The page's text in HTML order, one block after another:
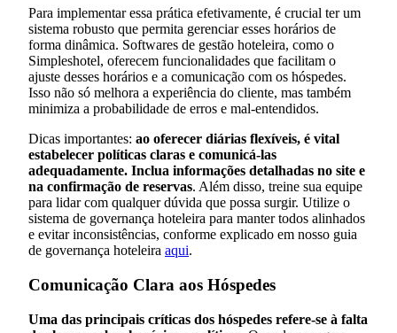
Para implementar essa prática efetivamente, é crucial ter um
sistema robusto que permita gerenciar esses horários de
forma dinâmica. Softwares de gestão hoteleira, como o
Simpleshotel, oferecem funcionalidades que facilitam o
ajuste desses horários e a comunicação com os hóspedes.
Isso não só melhora a experiência do cliente, mas também
minimiza a probabilidade de erros e mal-entendidos.
Dicas importantes: ao oferecer diárias flexíveis, é vital
estabelecer políticas claras e comunicá-las
adequadamente. Inclua informações detalhadas no site e
na confirmação de reservas. Além disso, treine sua equipe
para lidar com qualquer dúvida que possa surgir. Utilize o
sistema de governança hoteleira para manter todos alinhados
e evitar inconsistências, conforme explicado em nosso guia
de governança hoteleira aqui.
Comunicação Clara aos Hóspedes
Uma das principais críticas dos hóspedes refere-se à falta